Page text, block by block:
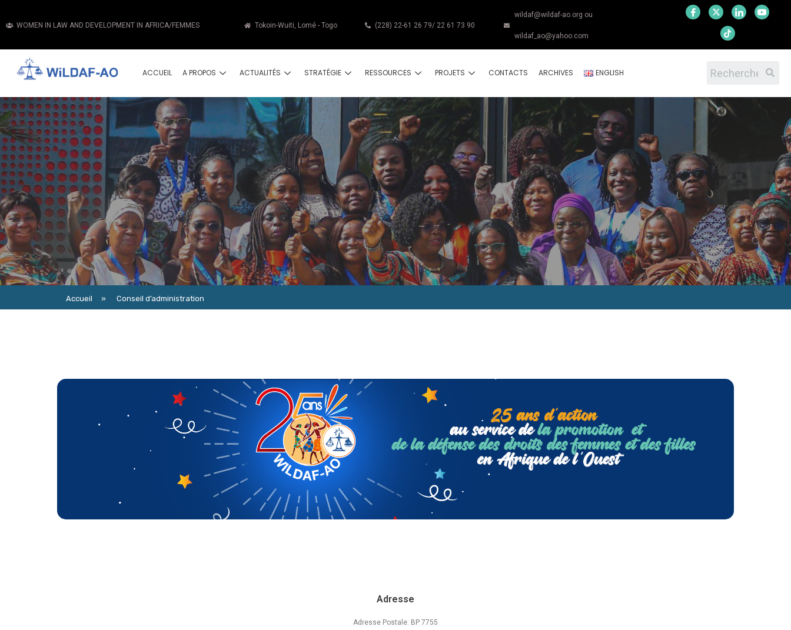
WOMEN IN LAW AND DEVELOPMENT IN AFRICA/FEMMES Tokoin-Wuiti, Lomé - Togo (228) 22-61 26 79/ 22 61 73 90
wildaf@wildaf-ao.org ou
wildaf_ao@yahoo.com
ACCUEIL A PROPOS ACTUALITÉS STRATÉGIE RESSOURCES PROJETS CONTACTS ARCHIVES ENGLISH
Accueil » Conseil d’administration
Adresse
Adresse Postale: BP 7755